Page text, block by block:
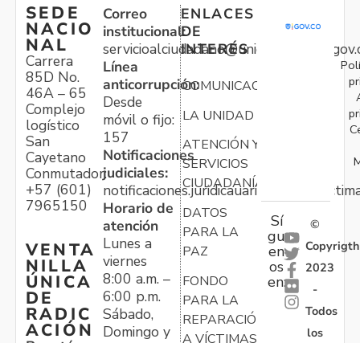
SEDE
NACIO
NAL
Carrera
85D No.
46A – 65
Complejo
logístico
San
Cayetano
Conmutador:
+57 (601)
7965150
VENTA
NILLA
ÚNICA
DE
RADIC
ACIÓN
Correo
institucional:
Línea
anticorrupción:
Desde
móvil o fijo:
157
Notificaciones
judiciales:
Horario de
atención
Lunes a
viernes
8:00 a.m. –
6:00 p.m.
Sábado,
Domingo y
ENLACES
DE
INTERÉS
COMUNICACIONES
LA UNIDAD
ATENCIÓN Y
SERVICIOS
CIUDADANÍA
DATOS
PARA LA
PAZ
FONDO
PARA LA
REPARACIÓN
A VÍCTIMAS
Sí
gu
en
os
en:
©
Copyrigth
2023
-
Todos
los